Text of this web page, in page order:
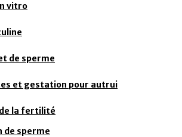
vitro
de sperme
et gestation pour autrui
la fertilité
de sperme